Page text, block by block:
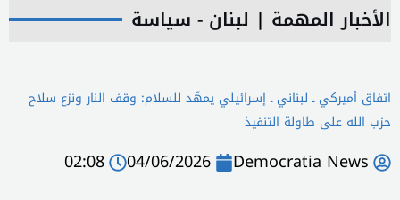
الأخبار المهمة | لبنان - سياسة
اتفاق أميركي ـ لبناني ـ إسرائيلي يمهّد للسلام: وقف النار ونزع سلاح
حزب الله على طاولة التنفيذ
Democratia News
04/06/2026
02:08